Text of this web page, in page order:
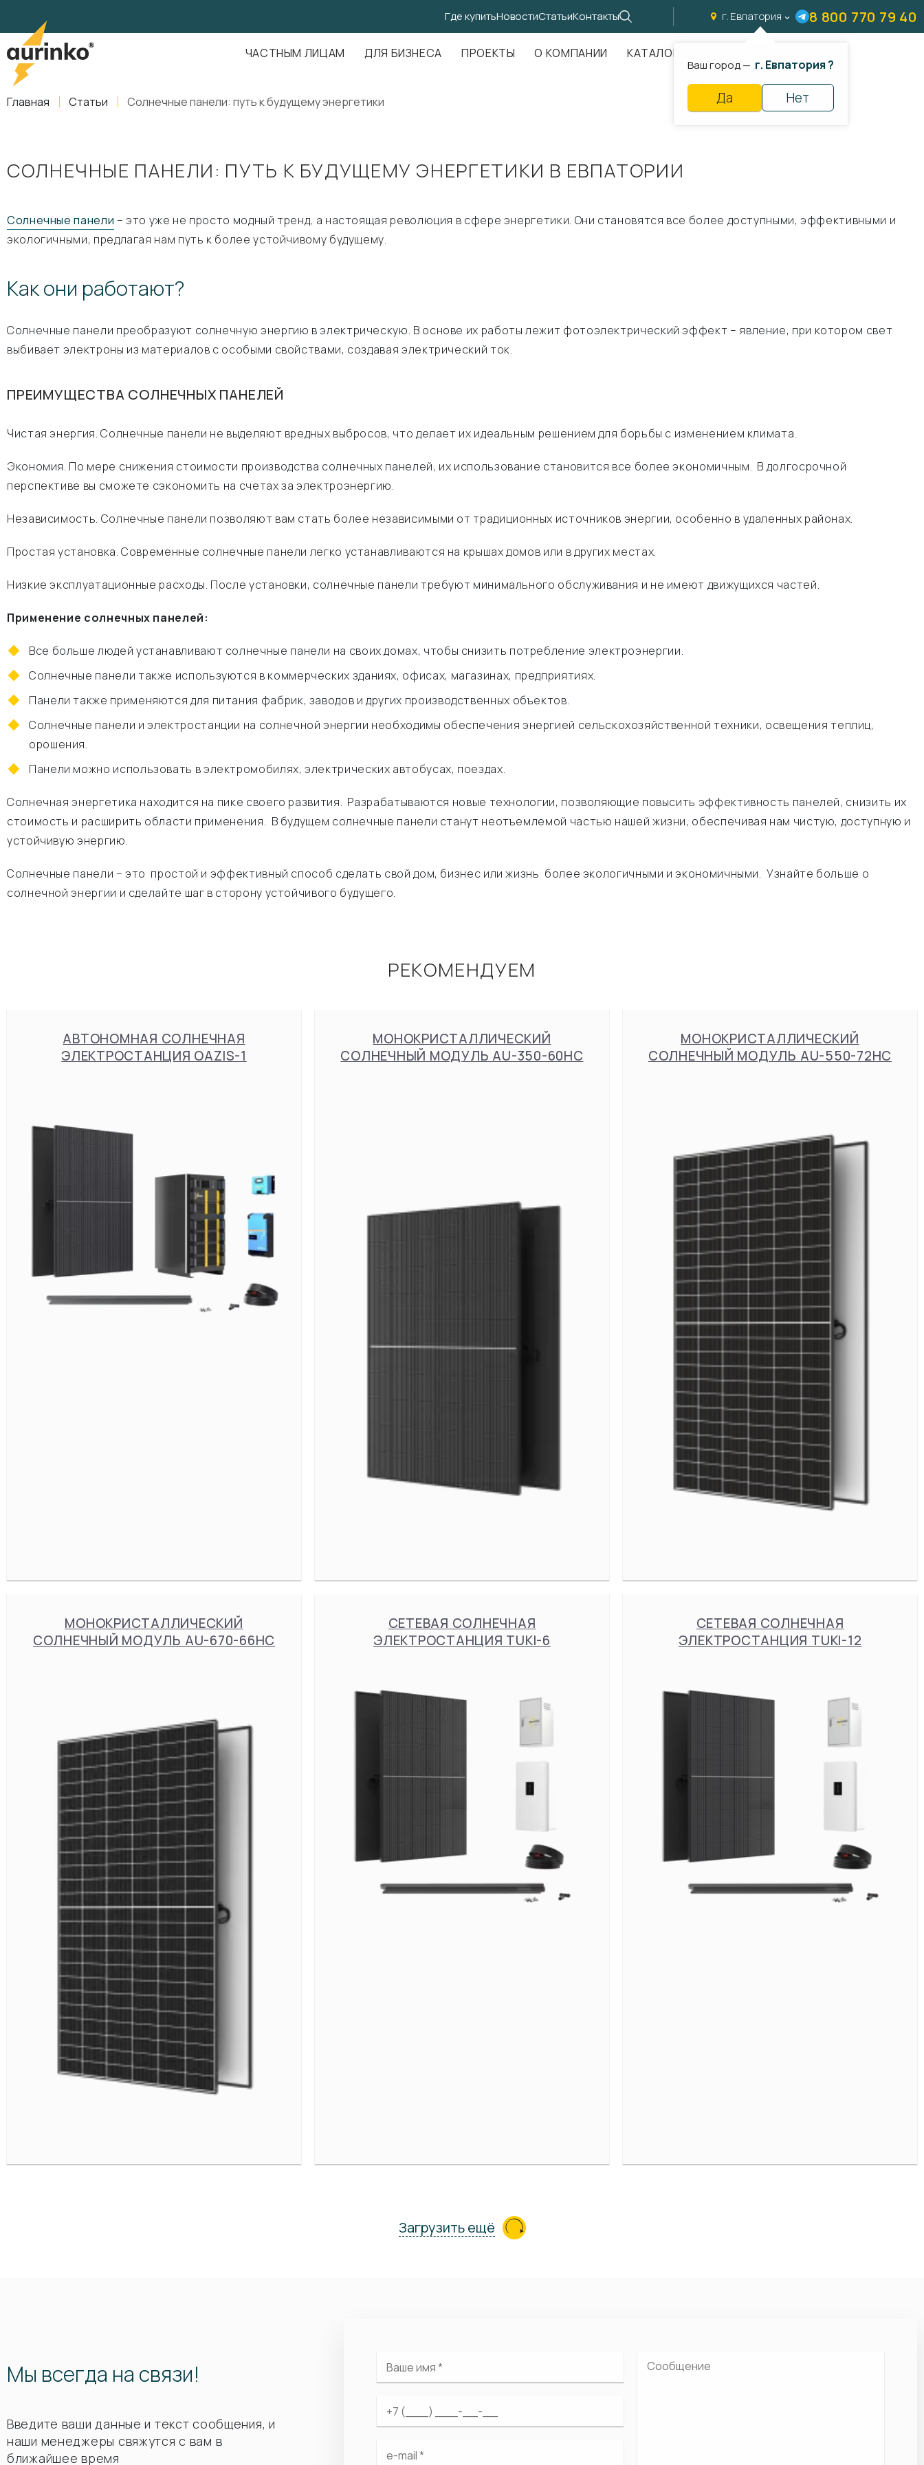
Где купитьНовостиСтатьиКонтакты г. Евпатория
Ваш город — г. Евпатория ?
Да Нет
8 800 770 79 40
ЧАСТНЫМ ЛИЦАМ ДЛЯ БИЗНЕСА ПРОЕКТЫ О КОМПАНИИ КАТАЛОГ
Главная Статьи Солнечные панели: путь к будущему энергетики
СОЛНЕЧНЫЕ ПАНЕЛИ: ПУТЬ К БУДУЩЕМУ ЭНЕРГЕТИКИ В ЕВПАТОРИИ
Солнечные панели – это уже не просто модный тренд, а настоящая революция в сфере энергетики. Они становятся все более доступными, эффективными и
экологичными, предлагая нам путь к более устойчивому будущему.
Как они работают?
Солнечные панели преобразуют солнечную энергию в электрическую. В основе их работы лежит фотоэлектрический эффект – явление, при котором свет
выбивает электроны из материалов с особыми свойствами, создавая электрический ток.
ПРЕИМУЩЕСТВА СОЛНЕЧНЫХ ПАНЕЛЕЙ
Чистая энергия. Солнечные панели не выделяют вредных выбросов, что делает их идеальным решением для борьбы с изменением климата.
Экономия. По мере снижения стоимости производства солнечных панелей, их использование становится все более экономичным. В долгосрочной
перспективе вы сможете сэкономить на счетах за электроэнергию.
Независимость. Солнечные панели позволяют вам стать более независимыми от традиционных источников энергии, особенно в удаленных районах.
Простая установка. Современные солнечные панели легко устанавливаются на крышах домов или в других местах.
Низкие эксплуатационные расходы. После установки, солнечные панели требуют минимального обслуживания и не имеют движущихся частей.
Применение солнечных панелей:
Все больше людей устанавливают солнечные панели на своих домах, чтобы снизить потребление электроэнергии.
Солнечные панели также используются в коммерческих зданиях, офисах, магазинах, предприятиях.
Панели также применяются для питания фабрик, заводов и других производственных объектов.
Солнечные панели и электростанции на солнечной энергии необходимы обеспечения энергией сельскохозяйственной техники, освещения теплиц,
орошения.
Панели можно использовать в электромобилях, электрических автобусах, поездах.
Солнечная энергетика находится на пике своего развития. Разрабатываются новые технологии, позволяющие повысить эффективность панелей, снизить их
стоимость и расширить области применения. В будущем солнечные панели станут неотъемлемой частью нашей жизни, обеспечивая нам чистую, доступную и
устойчивую энергию.
Солнечные панели – это простой и эффективный способ сделать свой дом, бизнес или жизнь более экологичными и экономичными. Узнайте больше о
солнечной энергии и сделайте шаг в сторону устойчивого будущего.
РЕКОМЕНДУЕМ
АВТОНОМНАЯ СОЛНЕЧНАЯ
ЭЛЕКТРОСТАНЦИЯ OAZIS-1
МОНОКРИСТАЛЛИЧЕСКИЙ
СОЛНЕЧНЫЙ МОДУЛЬ AU-350-60HC
МОНОКРИСТАЛЛИЧЕСКИЙ
СОЛНЕЧНЫЙ МОДУЛЬ AU-550-72HC
МОНОКРИСТАЛЛИЧЕСКИЙ
СОЛНЕЧНЫЙ МОДУЛЬ AU-670-66HC
СЕТЕВАЯ СОЛНЕЧНАЯ
ЭЛЕКТРОСТАНЦИЯ TUKI-6
СЕТЕВАЯ СОЛНЕЧНАЯ
ЭЛЕКТРОСТАНЦИЯ TUKI-12
Загрузить ещё
Мы всегда на связи!
Введите ваши данные и текст сообщения, и
наши менеджеры свяжутся с вам в
ближайшее время
,Свердловская область
info@aurinkos.com
8-800-770-79-40